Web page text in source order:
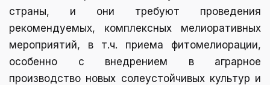
страны, и они требуют проведения
рекомендуемых, комплексных мелиоративных
мероприятий, в т.ч. приема фитомелиорации,
особенно с внедрением в аграрное
производство новых солеустойчивых культур и